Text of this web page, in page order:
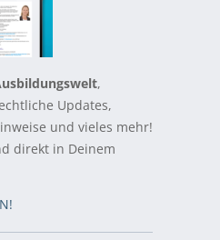
,
Updates,
und vieles mehr!
direkt in Deinem